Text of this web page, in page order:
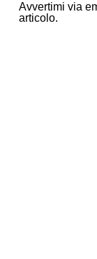
Avvertimi via
articolo.